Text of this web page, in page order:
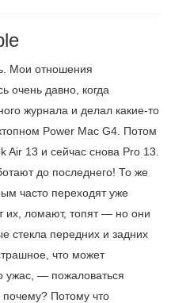
Мои отношения
очень давно, когда
журнала и делал какие-то
Power Mac G4. Потом
13 и сейчас снова Pro 13.
до последнего! То же
часто переходят уже
их, ломают, топят — но они
стекла передних и задних
что может
— пожаловаться
Потому что